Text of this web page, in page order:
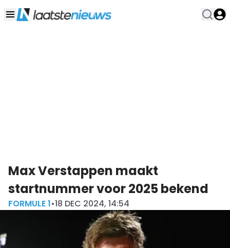
Max Verstappen maakt
startnummer voor 2025 bekend
FORMULE 1•18 DEC 2024, 14:54